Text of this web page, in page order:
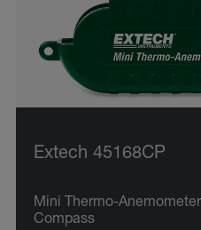
Extech 45168CP
Mini Thermo-
Compass